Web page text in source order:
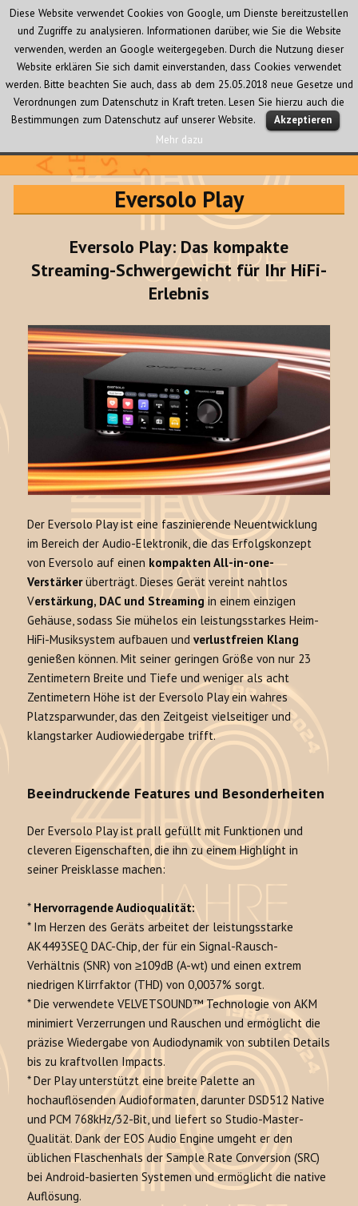
Audio Creativ
MENÜ
UND
Eversolo Play
Eversolo Play: Das kompakte
Streaming-Schwergewicht für Ihr HiFi-
Erlebnis
Der Eversolo Play ist eine faszinierende Neuentwicklung
im Bereich der Audio-Elektronik, die das Erfolgskonzept
von Eversolo auf einen kompakten All-in-one-
Verstärkerüberträgt. Dieses Gerät vereint nahtlos
Verstärkung, DAC und Streamingin einem einzigen
Gehäuse, sodass Sie mühelos ein leistungsstarkes Heim-
HiFi-Musiksystem aufbauen undverlustfreien Klang
genießen können. Mit seiner geringen Größe von nur 23
Zentimetern Breite und Tiefe und weniger als acht
Zentimetern Höhe ist der Eversolo Play ein wahres
Platzsparwunder, das den Zeitgeist vielseitiger und
klangstarker Audiowiedergabe trifft.
Beeindruckende Features und Besonderheiten
Der Eversolo Play ist prall gefüllt mit Funktionen und
cleveren Eigenschaften, die ihn zu einem Highlight in
seiner Preisklasse machen:
* Hervorragende Audioqualität:
* Im Herzen des Geräts arbeitet der leistungsstarke
AK4493SEQ DAC-Chip, der für ein Signal-Rausch-
Verhältnis (SNR) von ≥109dB (A-wt) und einen extrem
niedrigen Klirrfaktor (THD) von 0,0037% sorgt.
* Die verwendete VELVETSOUND™ Technologie von AKM
minimiert Verzerrungen und Rauschen und ermöglicht die
präzise Wiedergabe von Audiodynamik von subtilen Details
bis zu kraftvollen Impacts.
* Der Play unterstützt eine breite Palette an
hochauflösenden Audioformaten, darunter DSD512 Native
und PCM 768kHz/32-Bit, und liefert so Studio-Master-
Qualität. Dank der EOS Audio Engine umgeht er den
üblichen Flaschenhals der Sample Rate Conversion (SRC)
bei Android-basierten Systemen und ermöglicht die native
Auflösung.
Diese Website verwendet Cookies von Google, um Dienste bereitzustellen
und Zugriffe zu analysieren. Informationen darüber, wie Sie die Website
verwenden, werden an Google weitergegeben. Durch die Nutzung dieser
Website erklären Sie sich damit einverstanden, dass Cookies verwendet
werden. Bitte beachten Sie auch, dass ab dem 25.05.2018 neue Gesetze und
Verordnungen zum Datenschutz in Kraft treten. Lesen Sie hierzu auch die
Bestimmungen zum Datenschutz auf unserer Website.
Akzeptieren
Mehr dazu